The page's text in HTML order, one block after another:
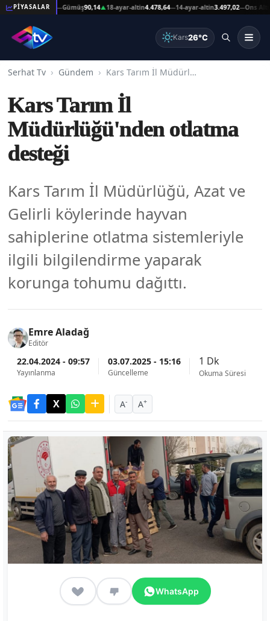
PİYASALAR
41.473,40— Gümüş90,14▲18-ayar-altin4.478,64—14-ayar-altin3.497,02—Ons Altın
Kars26°C
Serhat Tv Gündem Kars Tarım İl Müdürlüğü'nden otlatma desteği
Kars Tarım İl
Müdürlüğü'nden otlatma
desteği
Kars Tarım İl Müdürlüğü, Azat ve
Gelirli köylerinde hayvan
sahiplerine otlatma sistemleriyle
ilgili bilgilendirme yaparak
korunga tohumu dağıttı.
Emre Aladağ
Editör
22.04.2024 - 09:57
Yayınlanma
03.07.2025 - 15:16
Güncelleme
1 Dk
Okuma Süresi
A- A+
WhatsApp